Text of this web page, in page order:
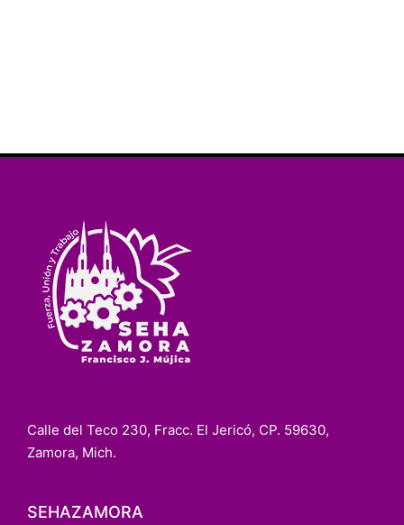
Calle del Teco 230, Fracc. El Jericó, CP. 59630,
Zamora, Mich.
SEHAZAMORA